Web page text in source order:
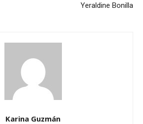
Yeraldine Bonilla
Karina Guzmán